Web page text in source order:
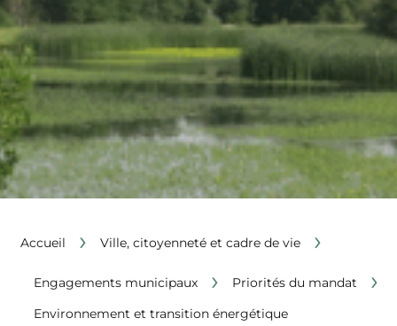
Accueil › Ville, citoyenneté et cadre de vie ›
Engagements municipaux › Priorités du mandat ›
Environnement et transition énergétique